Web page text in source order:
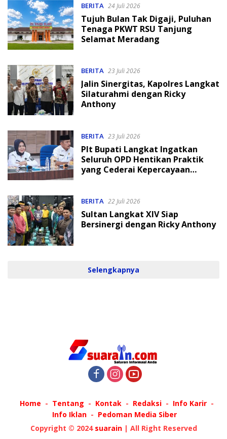
BERITA 24 Juli 2026
Tujuh Bulan Tak Digaji, Puluhan
Tenaga PKWT RSU Tanjung
Selamat Meradang
BERITA 23 Juli 2026
Jalin Sinergitas, Kapolres Langkat
Silaturahmi dengan Ricky
Anthony
BERITA 23 Juli 2026
Plt Bupati Langkat Ingatkan
Seluruh OPD Hentikan Praktik
yang Cederai Kepercayaan
BERITA 22 Juli 2026
Sultan Langkat XIV Siap
Bersinergi dengan Ricky Anthony
Selengkapnya
Home Tentang Kontak Redaksi
Info Karir
Info Iklan
Pedoman Media Siber
Copyright © 2024 suarain| All Right Reserved